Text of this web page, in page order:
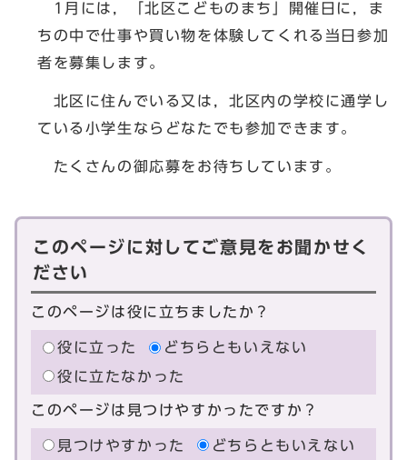
1月には，「北区こどものまち」開催日に，ま
ちの中で仕事や買い物を体験してくれる当日参加
者を募集します。
北区に住んでいる又は，北区内の学校に通学し
ている小学生ならどなたでも参加できます。
たくさんの御応募をお待ちしています。
このページに対してご意見をお聞かせく
ださい
このページは役に立ちましたか？
役に立った
どちらともいえない
役に立たなかった
このページは見つけやすかったですか？
見つけやすかった どちらともいえない